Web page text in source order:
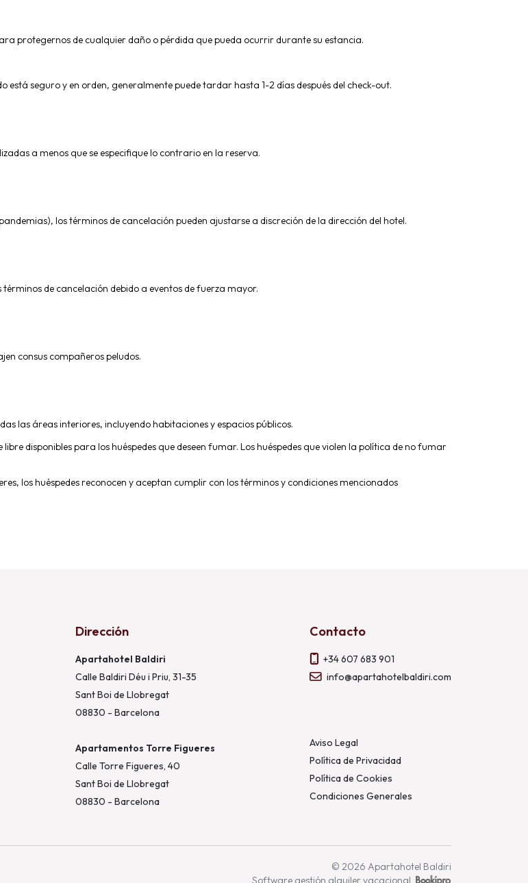
protegernos de cualquier daño o pérdida que pueda ocurrir durante su estancia.
está seguro y en orden, generalmente puede tardar hasta 1-2 días después del check-out.
a menos que se especifique lo contrario en la reserva.
los términos de cancelación pueden ajustarse a discreción de la dirección del hotel.
de cancelación debido a eventos de fuerza mayor.
consus compañeros peludos.
las áreas interiores, incluyendo habitaciones y espacios públicos.
disponibles para los huéspedes que deseen fumar. Los huéspedes que violen la política de no fumar
los huéspedes reconocen y aceptan cumplir con los términos y condiciones mencionados
Dirección
Apartahotel Baldiri
Calle Baldiri Déu i Priu, 31-35
Sant Boi de Llobregat
08830 - Barcelona
Apartamentos Torre Figueres
Calle Torre Figueres, 40
Sant Boi de Llobregat
08830 - Barcelona
Contacto
+34 607 683 901
info@apartahotelbaldiri.com
Aviso Legal
Política de Privacidad
Política de Cookies
Condiciones Generales
© 2026 Apartahotel Baldiri
Software gestión alquiler vacacional